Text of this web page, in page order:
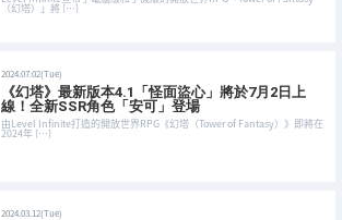
（幻塔）」將 […]
2024.07.02(Tue)
《幻塔》最新版本4.1「怪面盜心」將於7月2日上
線！全新SSR角色「安可」登場
由Level Infinite打造的開放世界RPG《幻塔（Tower of Fantasy）》即將在
2024年 […]
2024.03.12(Tue)